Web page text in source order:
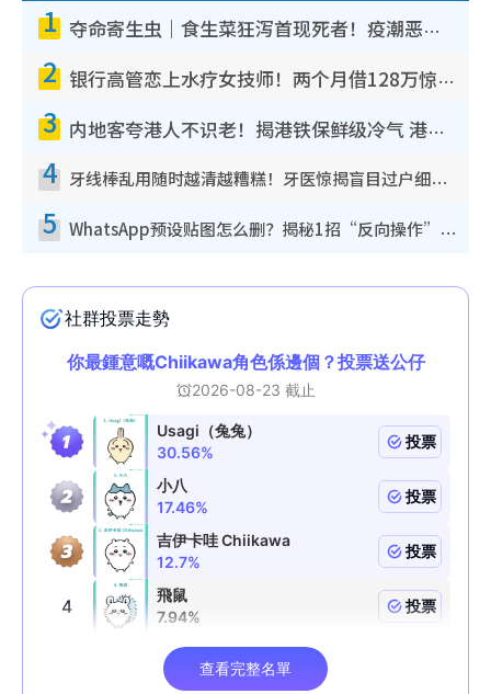
1 夺命寄生虫｜食生菜狂泻首现死者！疫潮恶化录1.8万宗病例 揭洗菜3大谬误
2 银行高管恋上水疗女技师！两个月借128万惊觉“沉船”沉落火海 揭背后疑似邪教操控卖淫
3 内地客夸港人不识老！揭港铁保鲜级冷气 港人求放过：别投诉
4 牙线棒乱用随时越清越糟糕！牙医惊揭盲目过户细菌恐致蛀牙：这种才是日常真保养
5 WhatsApp预设贴图怎么删？揭秘1招“反向操作”还原简洁界面 附3步实测教程